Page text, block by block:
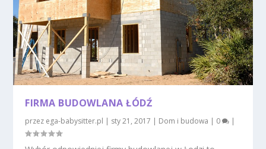
FIRMA BUDOWLANA ŁÓDŹ
przez ega-babysitter.pl | sty 21, 2017 | Dom i budowa | 0 |